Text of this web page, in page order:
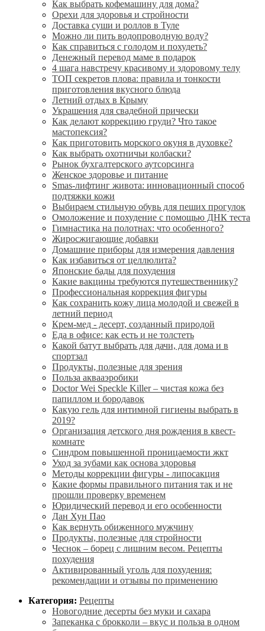
Как выбрать кофемашину для дома?
Орехи для здоровья и стройности
Доставка суши и роллов в Туле
Можно ли пить водопроводную воду?
Как справиться с голодом и похудеть?
Денежный перевод маме в подарок
4 шага навстречу красивому и здоровому телу
ТОП секретов плова: правила и тонкости
приготовления вкусного блюда
Летний отдых в Крыму
Украшения для свадебной прически
Как делают коррекцию груди? Что такое
мастопексия?
Как приготовить морского окуня в духовке?
Как выбрать охотничьи колбаски?
Рынок бухгалтерского аутсорсинга
Женское здоровье и питание
Smas-лифтинг живота: инновационный способ
подтяжки кожи
Выбираем стильную обувь для пеших прогулок
Омоложение и похудение с помощью ДНК теста
Гимнастика на полотнах: что особенного?
Жиросжигающие добавки
Домашние приборы для измерения давления
Как избавиться от целлюлита?
Японские бады для похудения
Какие вакцины требуются путешественнику?
Профессиональная коррекция фигуры
Как сохранить кожу лица молодой и свежей в
летний период
Крем-мед - десерт, созданный природой
Еда в офисе: как есть и не толстеть
Какой батут выбрать для дачи, для дома и в
спортзал
Продукты, полезные для зрения
Польза аквааэробики
Doctor Wei Speckle Killer – чистая кожа без
папиллом и бородавок
Какую гель для интимной гигиены выбрать в
2019?
Организация детского дня рождения в квест-
комнате
Синдром повышенной проницаемости жкт
Уход за зубами как основа здоровья
Методы коррекции фигуры - липосакция
Какие формы правильного питания так и не
прошли проверку временем
Юридический перевод и его особенности
Дан Хун Пао
Как вернуть обиженного мужчину
Продукты, полезные для стройности
Чеснок – борец с лишним весом. Рецепты
похудения
Активированный уголь для похудения:
рекомендации и отзывы по применению
Категория: Рецепты
Новогодние десерты без муки и сахара
Запеканка с брокколи – вкус и польза в одном